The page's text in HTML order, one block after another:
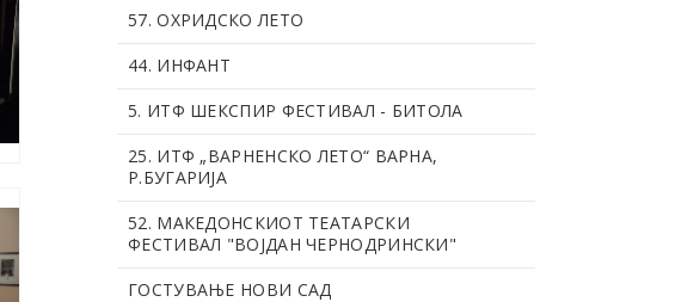
57. OХРИДСКО ЛЕТО
44. ИНФАНТ
5. ИТФ ШЕКСПИР ФЕСТИВАЛ - БИТОЛА
25. ИТФ „ВАРНЕНСКО ЛЕТО“ ВАРНА,
Р.БУГАРИЈА
52. МАКЕДОНСКИОТ ТЕАТАРСКИ
ФЕСТИВАЛ "ВОЈДАН ЧЕРНОДРИНСКИ"
ГОСТУВАЊЕ НОВИ САД